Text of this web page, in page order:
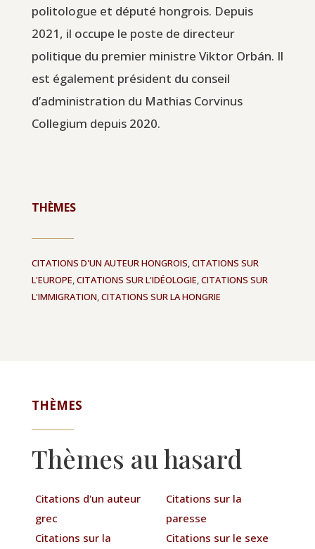
politologue et député hongrois. Depuis
2021, il occupe le poste de directeur
politique du premier ministre Viktor Orbán. Il
est également président du conseil
d’administration du Mathias Corvinus
Collegium depuis 2020.
THÈMES
CITATIONS D'UN AUTEUR HONGROIS,CITATIONS SUR
L'EUROPE,CITATIONS SUR L'IDÉOLOGIE,CITATIONS SUR
L'IMMIGRATION,CITATIONS SUR LA HONGRIE
THÈMES
Thèmes au hasard
Citations d'un auteur
grec
Citations sur la
Citations sur la
paresse
Citations sur le sexe